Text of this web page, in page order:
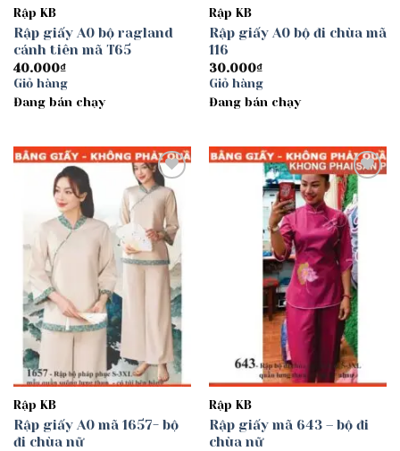
Rập KB
Rập giấy A0 bộ ragland
cánh tiên mã T65
40.000₫
Giỏ hàng
Đang bán chạy
Rập KB
Rập giấy A0 bộ đi chùa mã
116
30.000₫
Giỏ hàng
Đang bán chạy
Add to
wishlist
Rập KB
Rập giấy A0 mã 1657- bộ
đi chùa nữ
Add to
wishlist
Rập KB
Rập giấy mã 643 – bộ đi
chùa nữ